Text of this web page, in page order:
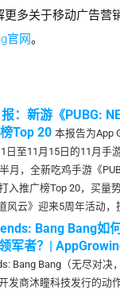
多关于移动广告营
官网。
：新游《PUBG:
Top 20 本报告为App
日至11月15日的11月手
月，全新吃鸡手游《
入推广榜Top 20，买量
风云》迎来5周年活动，
Bang Bang如
军者？|
Bang Bang（无尽对决
发商沐瞳科技发行的动